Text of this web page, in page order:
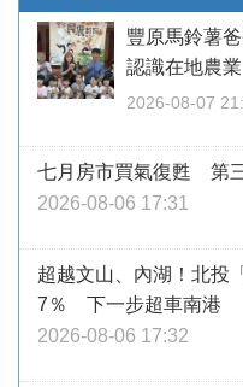
豐原馬鈴薯
認識在地農業
2026-08-07
七月房市買氣復甦 第
2026-08-06 17:31
超越文山、內湖！北投
7％ 下一步超車南港
2026-08-06 17:32